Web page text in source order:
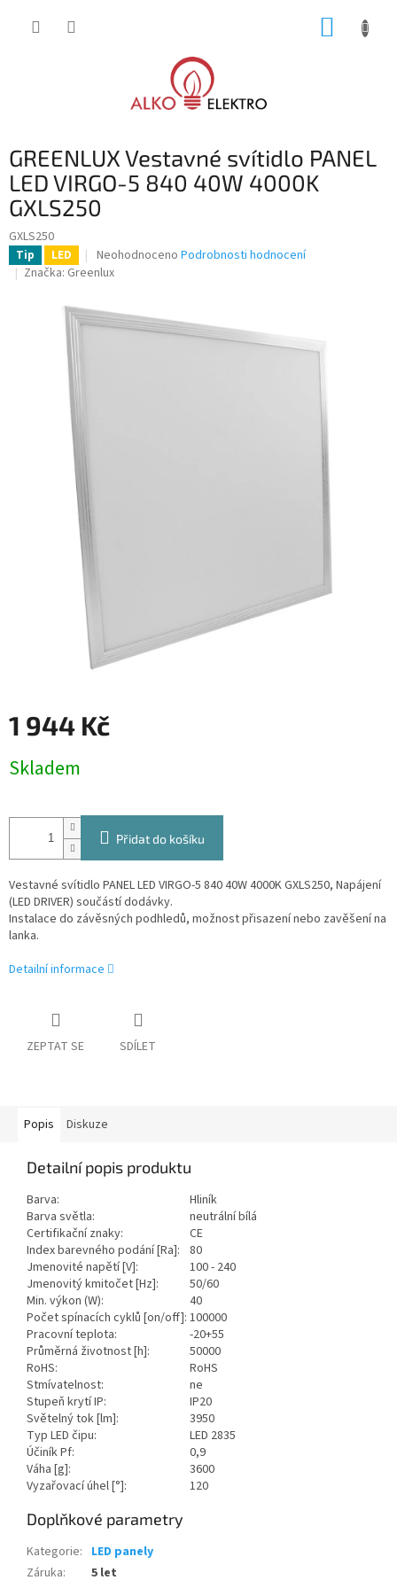
GREENLUX Vestavné svítidlo PANEL
LED VIRGO-5 840 40W 4000K
GXLS250
GXLS250
Tip LED
Průměrné
hodnocení
0,0
Neohodnoceno Podrobnosti hodnocení
Značka: Greenlux
1 944 Kč
cena:
Skladem
Přidat do košíku
Vestavné svítidlo PANEL LED VIRGO-5 840 40W 4000K GXLS250, Napájení
(LED DRIVER) součástí dodávky.
Instalace do závěsných podhledů, možnost přisazení nebo zavěšení na
lanka.
Detailní informace
ZEPTAT SE SDÍLET
Popis Diskuze
Detailní popis produktu
Barva:
Hliník
Barva světla:
neutrální bílá
Certifikační znaky:
CE
Index barevného podání [Ra]: 80
Jmenovité napětí [V]:
100 - 240
Jmenovitý kmitočet [Hz]:
50/60
Min. výkon (W):
40
Počet spínacích cyklů [on/off]: 100000
Pracovní teplota:
-20+55
Průměrná životnost [h]:
50000
RoHS:
RoHS
Stmívatelnost:
ne
Stupeň krytí IP:
IP20
Světelný tok [lm]:
3950
Typ LED čipu:
LED 2835
Účiník Pf:
0,9
Váha [g]:
3600
Vyzařovací úhel [°]:
120
Doplňkové parametry
Kategorie: LED panely
Záruka:
5 let